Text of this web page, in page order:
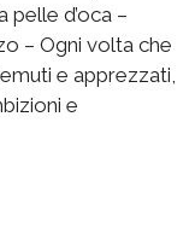
pelle d’oca –
– Ogni volta che
e apprezzati,
e